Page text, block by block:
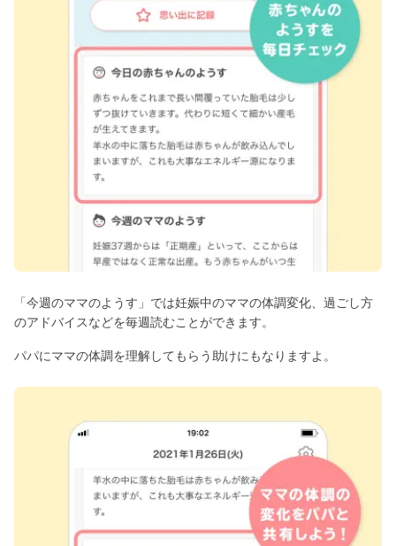
「今週のママのようす」では妊娠中のママの体調変化、過ごし方
のアドバイスなどを毎週読むことができます。
パパにママの体調を理解してもらう助けにもなりますよ。